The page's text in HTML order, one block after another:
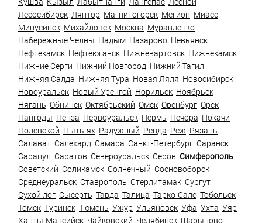
Лесосибирск Лянтор Магнитогорск Мегион Миасс
Минусинск Михайловск Москва Муравленко
Набережные Челны Надым Назарово Невьянск
Нефтекамск Нефтеюганск Нижневартовск Нижнекамск
Нижние Серги Нижний Новгород Нижний Тагил
Нижняя Салда Нижняя Тура Новая Ляля Новосибирск
Новоуральск Новый Уренгой Норильск Ноябрьск
Нягань Обнинск Октябрьский Омск Оренбург Орск
Пангоды Пенза Первоуральск Пермь Печора Покачи
Полевской Пыть-ях Радужный Ревда Реж Рязань
Салават Салехард Самара Санкт-Петербург Саранск
Сарапул Саратов Североуральск Серов Симферополь
Советский Соликамск Солнечный Сосновоборск
Среднеуральск Ставрополь Стерлитамак Сургут
Сухой лог Сысерть Тавда Талица Тарко-Сале Тобольск
Томск Туринск Тюмень Ужур Ульяновск Уфа Ухта Уяр
Ханты-Мансийск Чайковский Челябинск Шарыпово